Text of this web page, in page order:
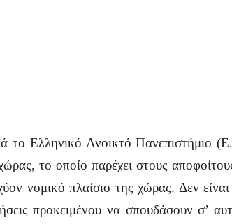
το Ελληνικό Ανοικτό Πανεπιστήμιο
το οποίο παρέχει στους
νομικό πλαίσιο της χώρας. Δεν
προκειμένου να σπουδάσουν σ’